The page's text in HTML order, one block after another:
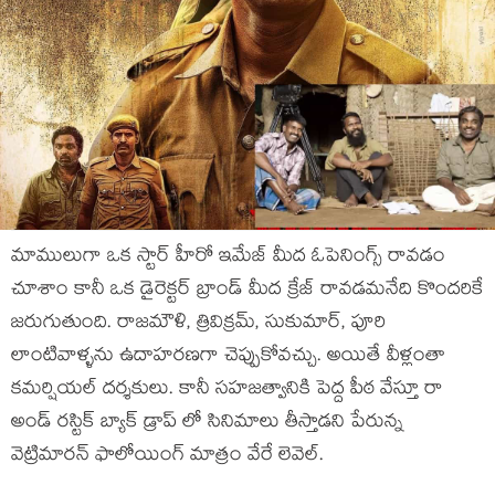
మాములుగా ఒక స్టార్ హీరో ఇమేజ్ మీద ఓపెనింగ్స్ రావడం
చూశాం కానీ ఒక డైరెక్టర్ బ్రాండ్ మీద క్రేజ్ రావడమనేది కొందరికే
జరుగుతుంది. రాజమౌళి, త్రివిక్రమ్, సుకుమార్, పూరి
లాంటివాళ్ళను ఉదాహరణగా చెప్పుకోవచ్చు. అయితే వీళ్లంతా
కమర్షియల్ దర్శకులు. కానీ సహజత్వానికి పెద్ద పీఠ వేస్తూ రా
అండ్ రస్టిక్ బ్యాక్ డ్రాప్ లో సినిమాలు తీస్తాడని పేరున్న
వెట్రిమారన్ ఫాలోయింగ్ మాత్రం వేరే లెవెల్.